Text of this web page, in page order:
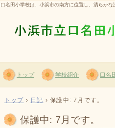
口名田小学校は、小浜市の南方に位置し、清らか
トップ 学校紹介 口名
トップ › 日記 › 保護中: 7月です。
保護中: 7月です。